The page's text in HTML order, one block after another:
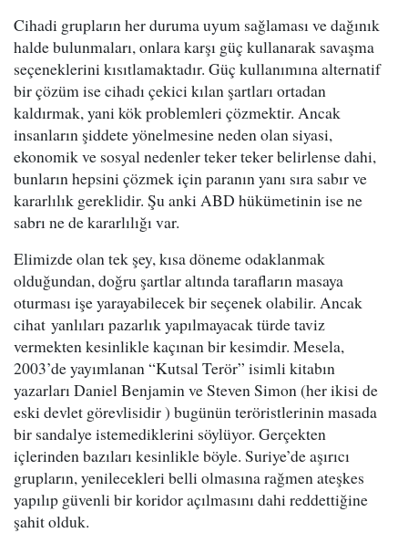
Cihadi grupların her duruma uyum sağlaması ve dağınık
halde bulunmaları, onlara karşı güç kullanarak savaşma
seçeneklerini kısıtlamaktadır. Güç kullanımına alternatif
bir çözüm ise cihadı çekici kılan şartları ortadan
kaldırmak, yani kök problemleri çözmektir. Ancak
insanların şiddete yönelmesine neden olan siyasi,
ekonomik ve sosyal nedenler teker teker belirlense dahi,
bunların hepsini çözmek için paranın yanı sıra sabır ve
kararlılık gereklidir. Şu anki ABD hükümetinin ise ne
sabrı ne de kararlılığı var.
Elimizde olan tek şey, kısa döneme odaklanmak
olduğundan, doğru şartlar altında tarafların masaya
oturması işe yarayabilecek bir seçenek olabilir. Ancak
cihat yanlıları pazarlık yapılmayacak türde taviz
vermekten kesinlikle kaçınan bir kesimdir. Mesela,
2003’de yayımlanan “Kutsal Terör” isimli kitabın
yazarları Daniel Benjamin ve Steven Simon (her ikisi de
eski devlet görevlisidir ) bugünün teröristlerinin masada
bir sandalye istemediklerini söylüyor. Gerçekten
içlerinden bazıları kesinlikle böyle. Suriye’de aşırıcı
grupların, yenilecekleri belli olmasına rağmen ateşkes
yapılıp güvenli bir koridor açılmasını dahi reddettiğine
şahit olduk.